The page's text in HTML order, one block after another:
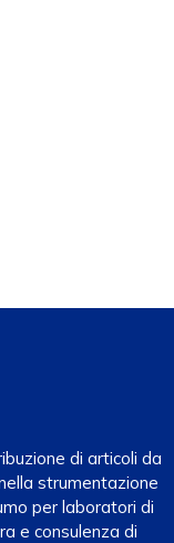
di articoli da
strumentazione
per laboratori di
e consulenza di